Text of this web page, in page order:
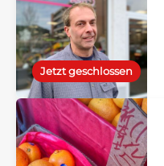
Jetzt geschlossen